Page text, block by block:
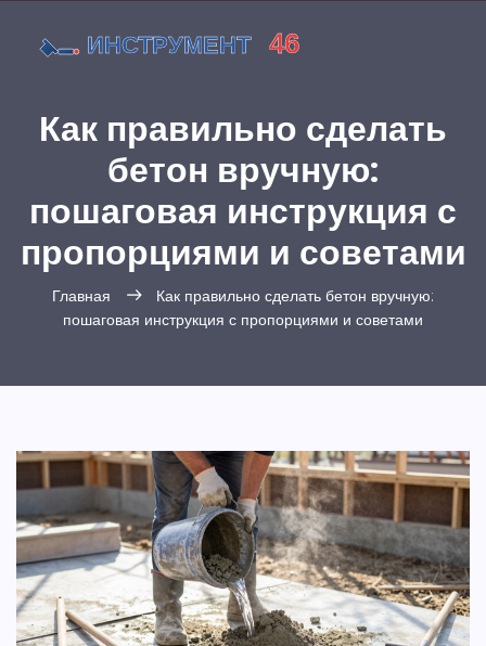
Как правильно сделать
бетон вручную:
пошаговая инструкция с
пропорциями и советами
Главная
Как правильно сделать бетон вручную:
пошаговая инструкция с пропорциями и советами